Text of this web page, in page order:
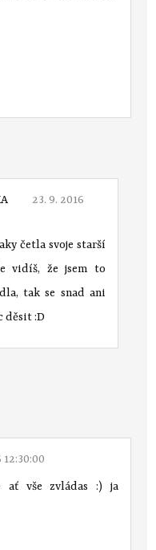
23. 9. 2016
četla svoje starší
vidíš, že jsem to
tak se snad ani
děsit :D
12:30:00
vše zvládas :) ja